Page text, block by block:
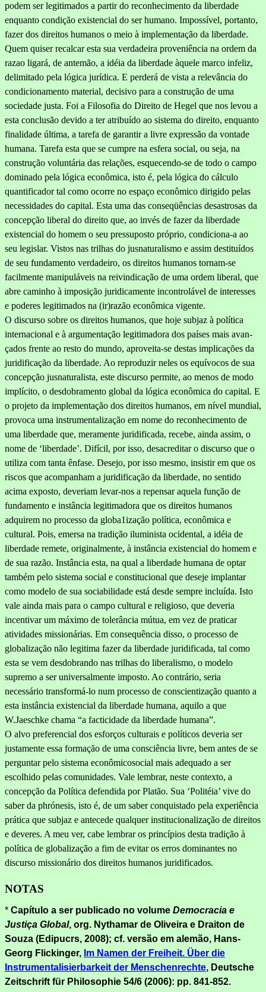
podem ser legitimados a partir do reconhe­cimento da liberdade
enquanto condição existencial do ser humano. Im­possível, portanto,
fazer dos direitos humanos o meio à implementação da liberdade.
Quem quiser recalcar esta sua verdadeira proveniência na ordem da
razao ligará, de antemão, a idéia da liberdade àquele marco infeliz,
delimitado pela lógica jurídica. E perderá de vista a relevância do
condicionamento material, decisivo para a construção de uma
sociedade justa. Foi a Filosofia do Direito de Hegel que nos levou a
esta conclusão devido a ter atribuído ao sistema do direito, enquanto
finalidade última, a tarefa de garantir a livre expressão da vontade
humana. Tarefa esta que se cumpre na esfera social, ou seja, na
construção voluntária das relações, esquecendo-se de todo o campo
dominado pela lógica econômica, isto é, pela lógica do cálculo
quantificador tal como ocorre no espaço econômico dirigido pelas
necessidades do ca­pital. Esta uma das conseqüências desastrosas da
concepção liberal do direito que, ao invés de fazer da liberdade
existencial do homem o seu pressuposto próprio, condiciona-a ao
seu legislar. Vistos nas trilhas do jusnaturalismo e assim destituídos
de seu fundamento verdadeiro, os direitos humanos tornam-se
facilmente manipuláveis na reivindicação de uma ordem liberal, que
abre caminho à imposição juridicamente in­controlável de interesses
e poderes legitimados na (ir)razão econômica vigente.
O discurso sobre os direitos humanos, que hoje subjaz à polí­tica
internacional e à argumentação legitimadora dos países mais avan­
çados frente ao resto do mundo, aproveita-se destas implicações da
juridificação da liberdade. Ao reproduzir neles os equívocos de sua
concepção jusnaturalista, este discurso permite, ao menos de modo
implícito, o desdobramento global da lógica econômica do capital. E
o pro­jeto da implementação dos direitos humanos, em nível mundial,
provoca uma instrumentalização em nome do reconhecimento de
uma liberdade que, meramente juridificada, recebe, ainda assim, o
nome de ‘liberda­de’. Difícil, por isso, desacreditar o discurso que o
utiliza com tanta ênfase. Desejo, por isso mesmo, insistir em que os
riscos que acompa­nham a juridificação da liberdade, no sentido
acima exposto, deveriam levar-nos a repensar aquela função de
fundamento e instância legitima­dora que os direitos humanos
adquirem no processo da globa1ização po­lítica, econômica e
cultural. Pois, emersa na tradição iluminista oci­dental, a idéia de
liberdade remete, originalmente, à instância exis­tencial do homem e
de sua razão. Instância esta, na qual a liberdade humana de optar
também pelo sistema social e constitucional que deseje implantar
como modelo de sua sociabilidade está desde sempre incluída. Isto
vale ainda mais para o campo cultural e religioso, que deveria
incentivar um máximo de tolerância mútua, em vez de praticar
ativida­des missionárias. Em consequência disso, o processo de
globalização não legitima fazer da liberdade juridificada, tal como
esta se vem desdobrando nas trilhas do liberalismo, o modelo
supremo a ser universalmente imposto. Ao contrário, seria
necessário transformá-lo num processo de conscientização quanto a
esta instância existencial da liberdade humana, aquilo a que
W.Jaeschke chama “a facticidade da liberdade humana”.
O alvo preferencial dos esforços culturais e políticos deveria ser
justamente essa formação de uma consciência livre, bem antes de se
perguntar pelo sistema econômicosocial mais adequado a ser
escolhido pelas comunidades. Vale lembrar, neste contexto, a
concepção da Polí­tica defendida por Platão. Sua ‘Politéia’ vive do
saber da phrónesis, isto é, de um saber conquistado pela experiência
prática que subjaz e antecede qualquer institucionalização de direitos
e deveres. A meu ver, cabe lembrar os princípios desta tradição à
política de globalização a fim de evitar os erros dominantes no
discurso missionário dos direitos humanos juridificados.
NOTAS
* Capítulo a ser publicado no volume Democracia e
Justiça Global, org. Nythamar de Oliveira e Draiton de
Souza (Edipucrs, 2008); cf. versão em alemão, Hans-
Georg Flickinger, Im Namen der Freiheit. Über die
Instrumentalisierbarkeit der Menschenrechte, Deutsche
Zeitschrift für Philosophie 54/6 (2006): pp. 841-852.